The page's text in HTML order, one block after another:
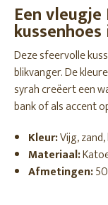
Een
Deze sfeervolle
blikvanger. De
syrah creëert een
bank of als accent
Kleur:Vijg,
Materiaal:
Afmetingen: